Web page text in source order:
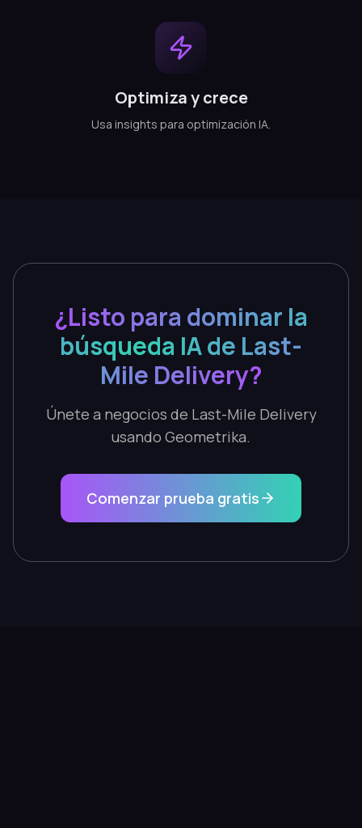
Optimiza y crece
Usa insights para optimización IA.
¿Listo para dominar la
búsqueda IA de Last-
Mile Delivery?
Únete a negocios de Last-Mile Delivery
usando Geometrika.
Comenzar prueba gratis